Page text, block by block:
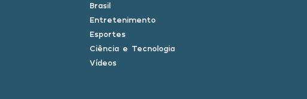
Brasil
Entretenimento
Esportes
Ciência e Tecnologia
Vídeos